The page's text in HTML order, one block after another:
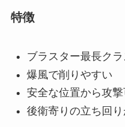
特徴
ブラスター最長ク
爆風で削りやすい
安全な位置から攻
後衛寄りの立ち回